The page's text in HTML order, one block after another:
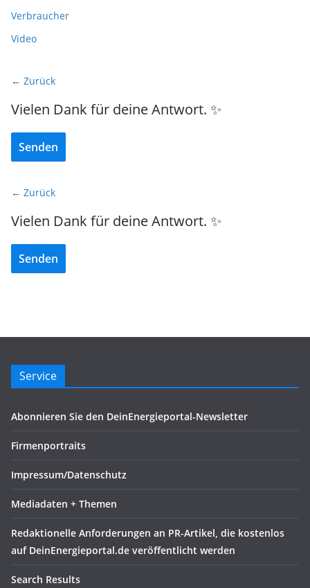
Verbraucher
Video
← Zurück
Vielen Dank für deine Antwort. ✨
Senden
← Zurück
Vielen Dank für deine Antwort. ✨
Senden
Service
Abonnieren Sie den DeinEnergieportal-Newsletter
Firmenportraits
Impressum/Datenschutz
Mediadaten + Themen
Redaktionelle Anforderungen an PR-Artikel, die kostenlos
auf DeinEnergieportal.de veröffentlicht werden
Search Results